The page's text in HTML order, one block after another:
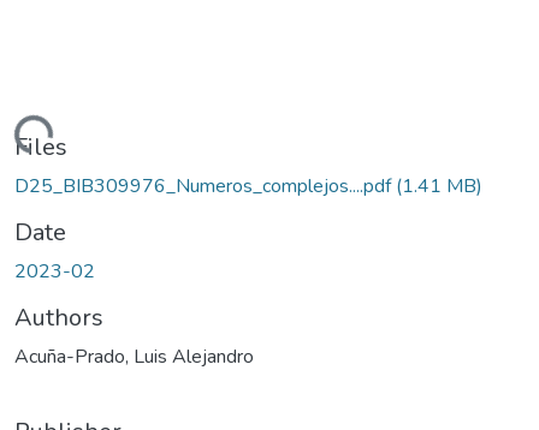
Loading...
Files
D25_BIB309976_Numeros_complejos....pdf(1.41 MB)
Date
2023-02
Authors
Acuña-Prado, Luis Alejandro